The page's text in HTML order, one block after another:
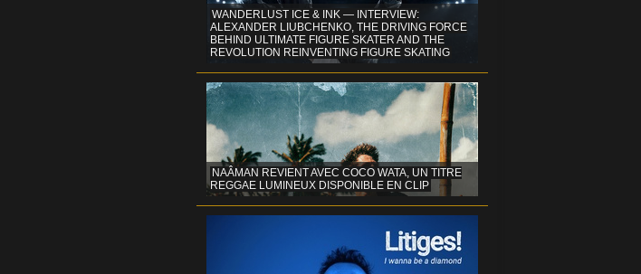
WANDERLUST ICE & INK — INTERVIEW:
ALEXANDER LIUBCHENKO, THE DRIVING FORCE
BEHIND ULTIMATE FIGURE SKATER AND THE
REVOLUTION REINVENTING FIGURE SKATING
NAÂMAN REVIENT AVEC COCO WATA, UN TITRE
REGGAE LUMINEUX DISPONIBLE EN CLIP